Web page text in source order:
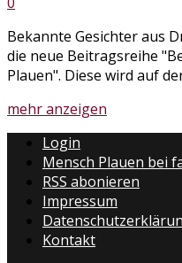
Bekannte Gesichter aus
die neue Beitragsreihe
Plauen". Diese wird auf
mehr anzeigen
Login
Mensch Plauen bei
RSS abonieren
Impressum
Kontakt